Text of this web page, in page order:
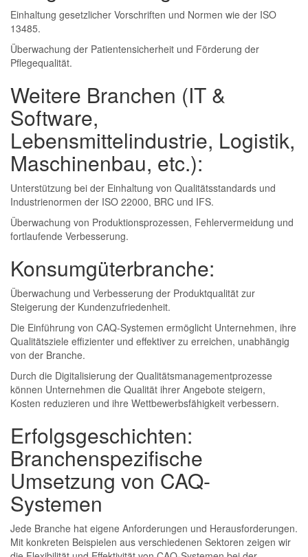
Einhaltung gesetzlicher Vorschriften und Normen wie der ISO
13485.
Überwachung der Patientensicherheit und Förderung der
Pflegequalität.
Weitere Branchen (IT &
Software,
Lebensmittelindustrie, Logistik,
Maschinenbau, etc.):
Unterstützung bei der Einhaltung von Qualitätsstandards und
Industrienormen der ISO 22000, BRC und IFS.
Überwachung von Produktionsprozessen, Fehlervermeidung und
fortlaufende Verbesserung.
Konsumgüterbranche:
Überwachung und Verbesserung der Produktqualität zur
Steigerung der Kundenzufriedenheit.
Die Einführung von CAQ-Systemen ermöglicht Unternehmen, ihre
Qualitätsziele effizienter und effektiver zu erreichen, unabhängig
von der Branche.
Durch die Digitalisierung der Qualitätsmanagementprozesse
können Unternehmen die Qualität ihrer Angebote steigern,
Kosten reduzieren und ihre Wettbewerbsfähigkeit verbessern.
Erfolgsgeschichten:
Branchenspezifische
Umsetzung von CAQ-
Systemen
Jede Branche hat eigene Anforderungen und Herausforderungen.
Mit konkreten Beispielen aus verschiedenen Sektoren zeigen wir